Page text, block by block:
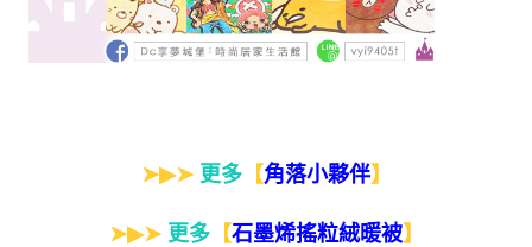
➤▶➤ 更多【角落小夥伴】
➤▶➤ 更多【石墨烯搖粒絨暖被】